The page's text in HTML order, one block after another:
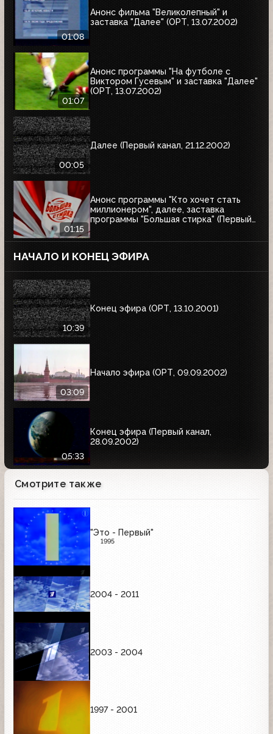
01:08
Анонс фильма "Великолепный" и
заставка "Далее" (ОРТ, 13.07.2002)
01:07
Анонс программы "На футболе с
Виктором Гусевым" и заставка "Далее"
(ОРТ, 13.07.2002)
00:05
Далее (Первый канал, 21.12.2002)
01:15
Анонс программы "Кто хочет стать
миллионером", далее, заставка
программы "Большая стирка" (Первый
НАЧАЛО И КОНЕЦ ЭФИРА
10:39
Конец эфира (ОРТ, 13.10.2001)
03:09
Начало эфира (ОРТ, 09.09.2002)
05:33
Конец эфира (Первый канал,
28.09.2002)
Смотрите также
"Это - Первый"
1995
2004 - 2011
2003 - 2004
1997 - 2001